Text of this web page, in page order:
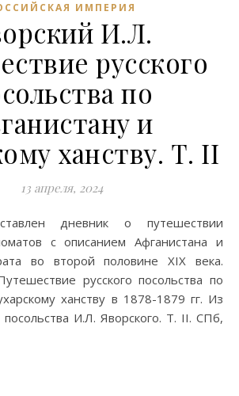
ИМПЕРИЯ
И.Л.
русского
по
и
ханству. Т. II
13 апреля, 2024
с описанием Афганистана и
во второй половине XIX века.
русского посольства по
ханству в 1878-1879 гг. Из
И.Л. Яворского. Т. II. СПб,